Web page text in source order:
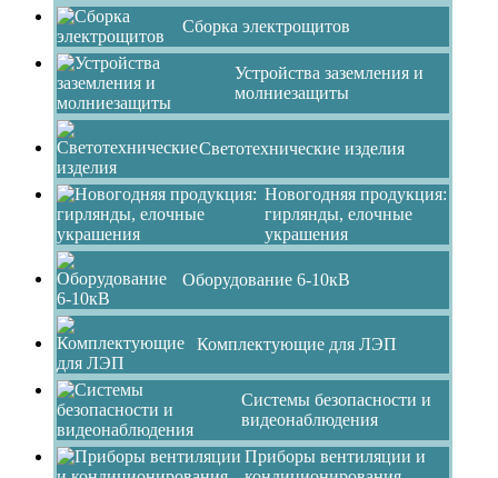
Сборка электрощитов
Устройства заземления и
молниезащиты
Светотехнические изделия
Новогодняя продукция:
гирлянды, елочные
украшения
Оборудование 6-10кВ
Комплектующие для ЛЭП
Системы безопасности и
видеонаблюдения
Приборы вентиляции и